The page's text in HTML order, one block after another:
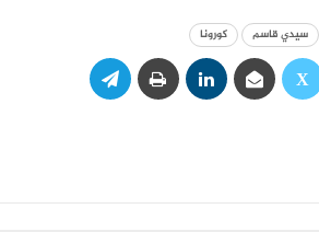
سيدي قاسم كورونا